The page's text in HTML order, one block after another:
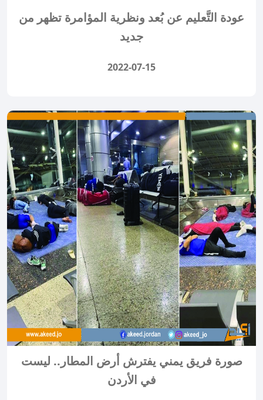
عودة التَّعليم عن بُعد ونظرية المؤامرة تظهر من
جديد
2022-07-15
صورة فريق يمني يفترش أرض المطار.. ليست
في الأردن